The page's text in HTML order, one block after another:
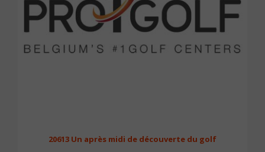
20613 Un après midi de découverte du golf